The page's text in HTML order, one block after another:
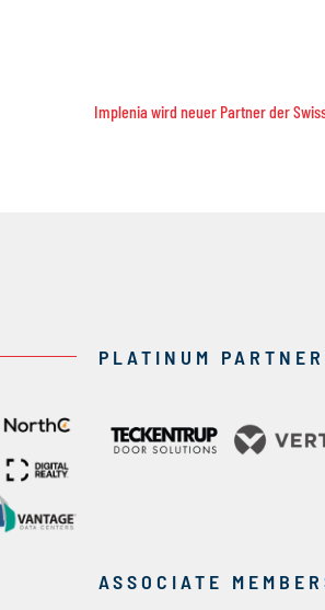
Implenia wird neuer Partner der
PLATINUM
ASSOCIATE